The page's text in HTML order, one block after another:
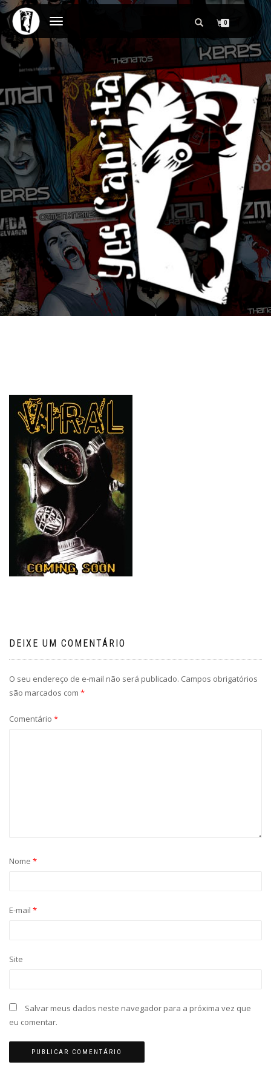
ALTERNAR
NAVEGAÇÃO
0
DEIXE UM COMENTÁRIO
O seu endereço de e-mail não será publicado. Campos obrigatórios
são marcados com *
Comentário *
Nome *
E-mail *
Site
Salvar meus dados neste navegador para a próxima vez que
eu comentar.